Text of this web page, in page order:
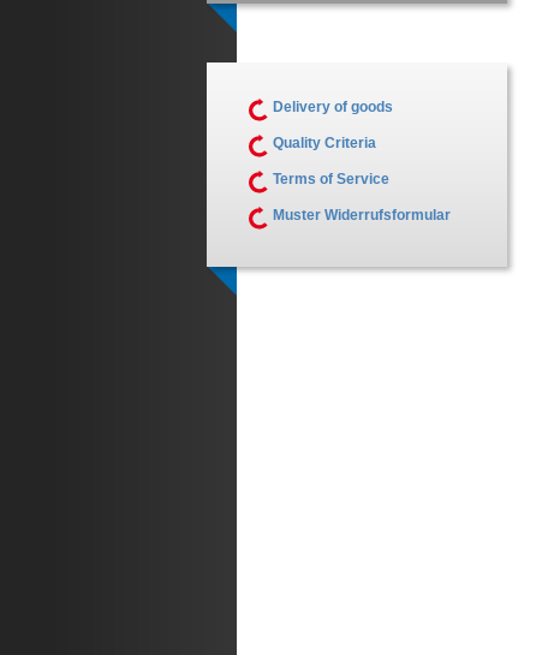
Delivery of goods
Quality Criteria
Terms of Service
Muster Widerrufsformular